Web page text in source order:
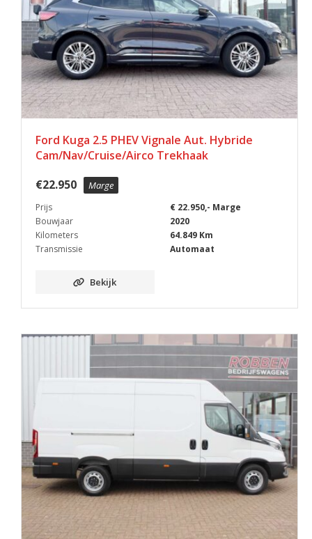
Ford Kuga 2.5 PHEV Vignale Aut. Hybride
Cam/Nav/Cruise/Airco Trekhaak
€22.950 Marge
Prijs
€ 22.950,- Marge
Bouwjaar
2020
Kilometers
64.849 Km
Transmissie
Automaat
Bekijk